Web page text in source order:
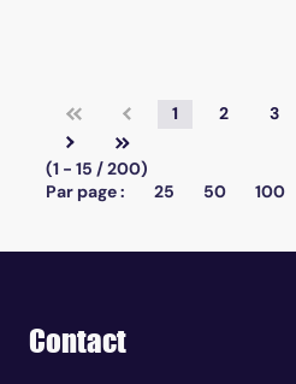
1 2 3
(1 - 15 / 200)
Par page :
25 50 100
Contact